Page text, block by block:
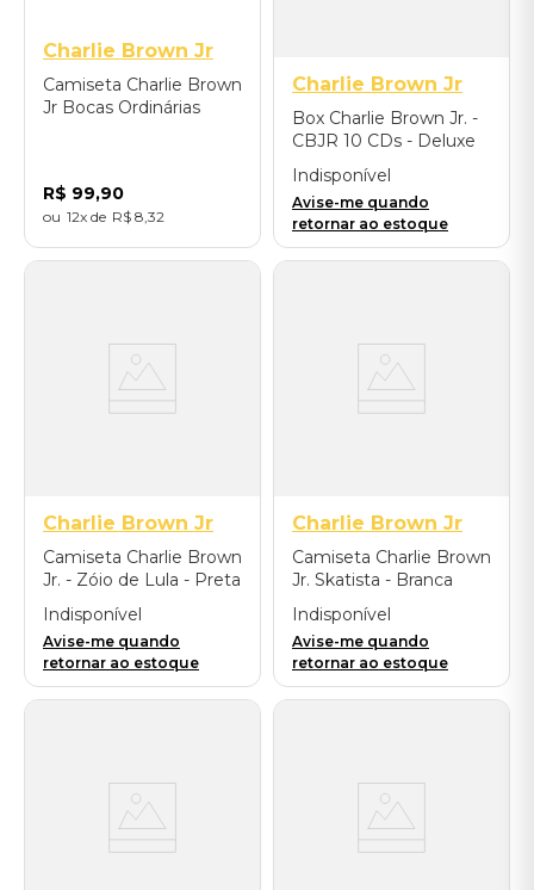
Charlie Brown Jr
Camiseta Charlie Brown
Jr Bocas Ordinárias
R$ 99,90
12 R$ 8 32
Charlie Brown Jr
Box Charlie Brown Jr. -
CBJR 10 CDs - Deluxe
Indisponível
Avise-me quando
retornar ao estoque
Charlie Brown Jr
Camiseta Charlie Brown
Jr. - Zóio de Lula - Preta
Indisponível
Avise-me quando
retornar ao estoque
Charlie Brown Jr
Camiseta Charlie Brown
Jr. Skatista - Branca
Indisponível
Avise-me quando
retornar ao estoque